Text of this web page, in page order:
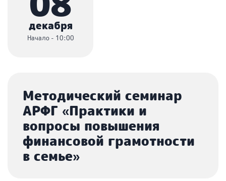
декабря
Начало - 10:00
Методический семинар
АРФГ «Практики и
вопросы повышения
финансовой грамотности
в семье»